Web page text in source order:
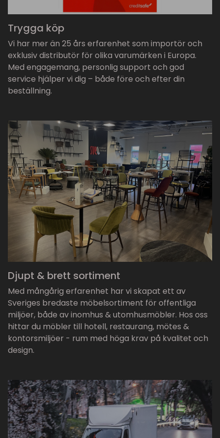
Trygga köp
Vi har mer än 25 års erfarenhet som importör och
exklusiv distributör för olika varumärken i Europa.
Med engagemang, personlig support och god
service hjälper vi dig – både före och efter din
beställning.
Djupt & brett sortiment
Med mångårig erfarenhet har vi skapat ett av
Sveriges bredaste möbelsortiment för offentliga
miljöer, både av inomhus & utomhusmöbler. Hos oss
hittar du möbler till hotell, restaurang, mötes &
kontorsmiljöer - rum med höga krav på kvalitet och
design.